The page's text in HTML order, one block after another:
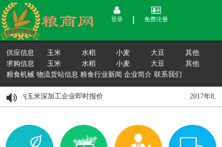
登录 免费注册
供应信息 玉米 水稻 小麦 大豆
其他
求购信息
玉米 水稻 小麦 大豆
其他
粮食机械 物流货站信息 粮食行业新闻 企业简介 联系我们
日国内玉米深加工企业即时报价 2017年8